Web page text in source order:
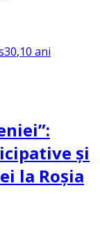
,10 ani
și
la Roșia